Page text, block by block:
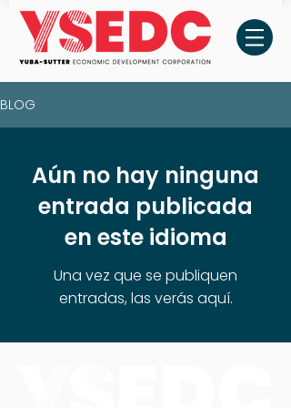
BLOG
Aún no hay ninguna
entrada publicada
en este idioma
Una vez que se publiquen
entradas, las verás aquí.